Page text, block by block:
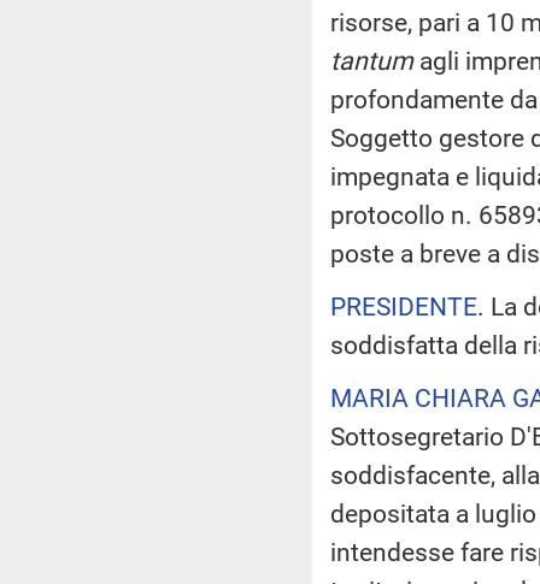
risorse, pari a 10
tantumagli
profondamente
Soggetto gestore
impegnata e
protocollo n.
poste a breve a
PRESIDENTE. La
soddisfatta della
MARIA CHIARA
Sottosegretario
soddisfacente,
depositata a
intendesse fare